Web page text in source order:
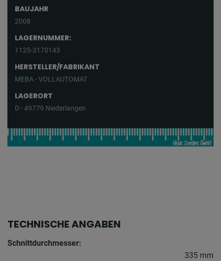
BAUJAHR
2008
LAGERNUMMER:
1125-3170143
HERSTELLER/FABRIKANT
MEBA - VOLLAUTOMAT
LAGERORT
D - 49779 Niederlangen
TECHNISCHE ANGABEN
Schnittdurchmesser:
335 mm